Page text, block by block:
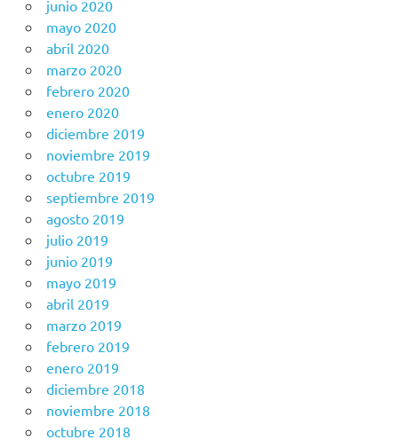
junio 2020
mayo 2020
abril 2020
marzo 2020
febrero 2020
enero 2020
diciembre 2019
noviembre 2019
octubre 2019
septiembre 2019
agosto 2019
julio 2019
junio 2019
mayo 2019
abril 2019
marzo 2019
febrero 2019
enero 2019
diciembre 2018
noviembre 2018
octubre 2018